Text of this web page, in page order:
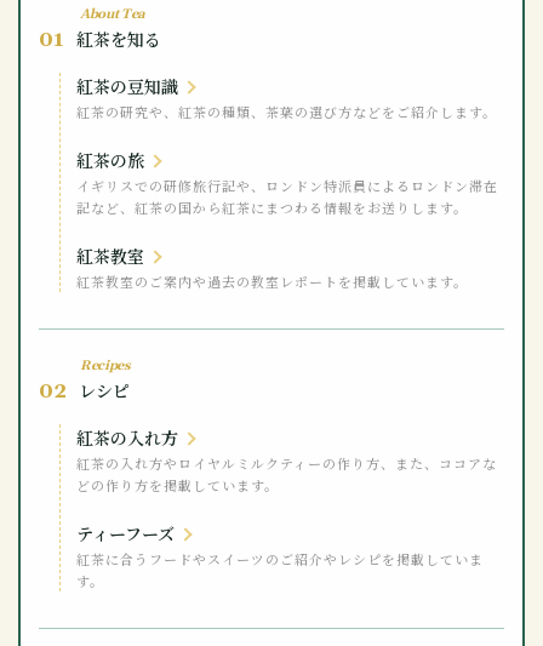
About Tea
01 紅茶を知る
紅茶の豆知識
紅茶の研究や、紅茶の種類、茶葉の選び方などをご紹介します。
紅茶の旅
イギリスでの研修旅行記や、ロンドン特派員によるロンドン滞在
記など、紅茶の国から紅茶にまつわる情報をお送りします。
紅茶教室
紅茶教室のご案内や過去の教室レポートを掲載しています。
Recipes
02
レシピ
紅茶の入れ方
紅茶の入れ方やロイヤルミルクティーの作り方、また、ココアな
どの作り方を掲載しています。
ティーフーズ
紅茶に合うフードやスイーツのご紹介やレシピを掲載していま
す。